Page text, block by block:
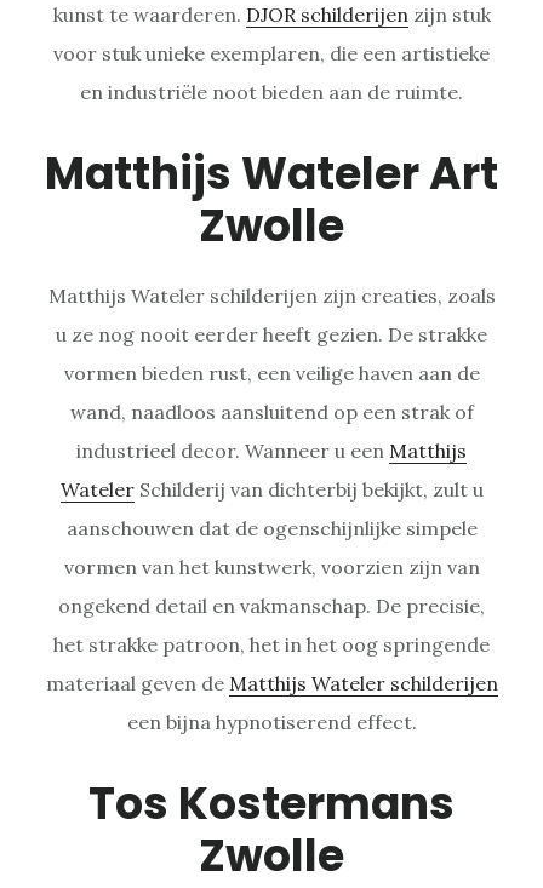
kunst te waarderen. DJOR schilderijen zijn stuk
voor stuk unieke exemplaren, die een artistieke
en industriële noot bieden aan de ruimte.
Matthijs Wateler Art
Zwolle
Matthijs Wateler schilderijen zijn creaties, zoals
u ze nog nooit eerder heeft gezien. De strakke
vormen bieden rust, een veilige haven aan de
wand, naadloos aansluitend op een strak of
industrieel decor. Wanneer u een Matthijs
WatelerSchilderij van dichterbij bekijkt, zult u
aanschouwen dat de ogenschijnlijke simpele
vormen van het kunstwerk, voorzien zijn van
ongekend detail en vakmanschap. De precisie,
het strakke patroon, het in het oog springende
materiaal geven de Matthijs Wateler schilderijen
een bijna hypnotiserend effect.
Tos Kostermans
Zwolle